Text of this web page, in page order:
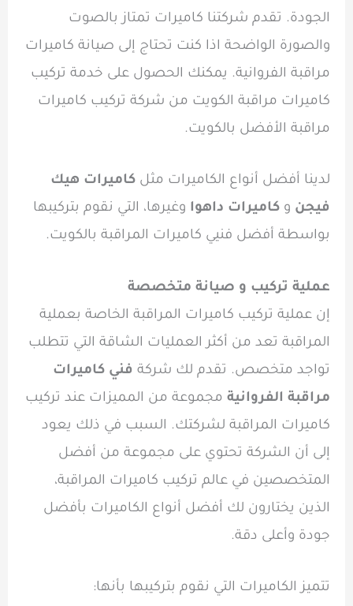
الجودة. تقدم شركتنا كاميرات تمتاز بالصوت
والصورة الواضحة اذا كنت تحتاج إلى صيانة كاميرات
مراقبة الفروانية. يمكنك الحصول على خدمة تركيب
كاميرات مراقبة الكويت من شركة تركيب كاميرات
مراقبة الأفضل بالكويت.
لدينا أفضل أنواع الكاميرات مثلكاميرات هيك
فيجن وكاميرات داهوا وغيرها، التي نقوم بتركيبها
بواسطة أفضل فنيي كاميرات المراقبة بالكويت.
عملية تركيب و صيانة متخصصة
إن عملية تركيب كاميرات المراقبة الخاصة بعملية
المراقبة تعد من أكثر العمليات الشاقة التي تتطلب
تواجد متخصص. تقدم لك شركة فني كاميرات
مراقبة الفروانية مجموعة من المميزات عند تركيب
كاميرات المراقبة لشركتك. السبب في ذلك يعود
إلى أن الشركة تحتوي على مجموعة من أفضل
المتخصصين في عالم تركيب كاميرات المراقبة،
الذين يختارون لك أفضل أنواع الكاميرات بأفضل
جودة وأعلى دقة.
تتميز الكاميرات التي نقوم بتركيبها بأنها: